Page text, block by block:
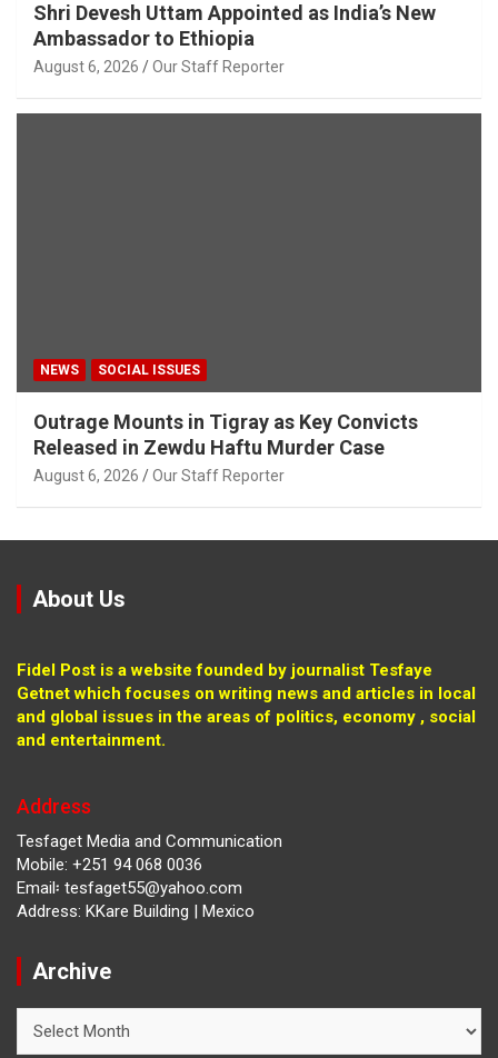
Shri Devesh Uttam Appointed as India’s New
Ambassador to Ethiopia
August 6, 2026 Our Staff Reporter
NEWS SOCIAL ISSUES
Outrage Mounts in Tigray as Key Convicts
Released in Zewdu Haftu Murder Case
August 6, 2026 Our Staff Reporter
About Us
Fidel Post is a website founded by journalist Tesfaye
Getnet which focuses on writing news and articles in local
and global issues in the areas of politics, economy , social
and entertainment.
Address
Tesfaget Media and Communication
Mobile: +251 94 068 0036
Email፡ tesfaget55@yahoo.com
Address: KKare Building | Mexico
Archive